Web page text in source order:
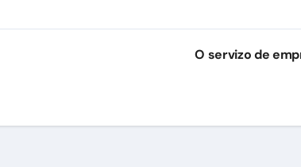
O servizo de